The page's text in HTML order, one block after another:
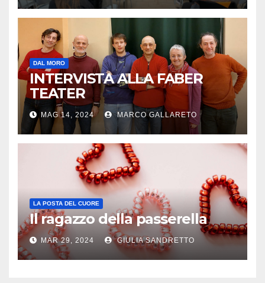
DAL MORO
INTERVISTA ALLA FABER
TEATER
MAG 14, 2024 MARCO GALLARETO
LA POSTA DEL CUORE
Il ragazzo della passerella
MAR 29, 2024 GIULIA SANDRETTO